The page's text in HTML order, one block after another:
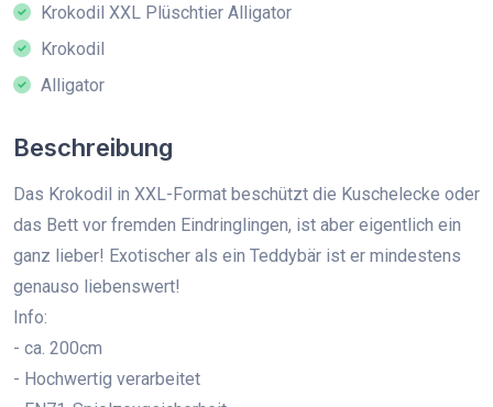
Krokodil XXL Plüschtier Alligator
Krokodil
Alligator
Beschreibung
Das Krokodil in XXL-Format beschützt die Kuschelecke oder
das Bett vor fremden Eindringlingen, ist aber eigentlich ein
ganz lieber! Exotischer als ein Teddybär ist er mindestens
genauso liebenswert!
Info:
- ca. 200cm
- Hochwertig verarbeitet